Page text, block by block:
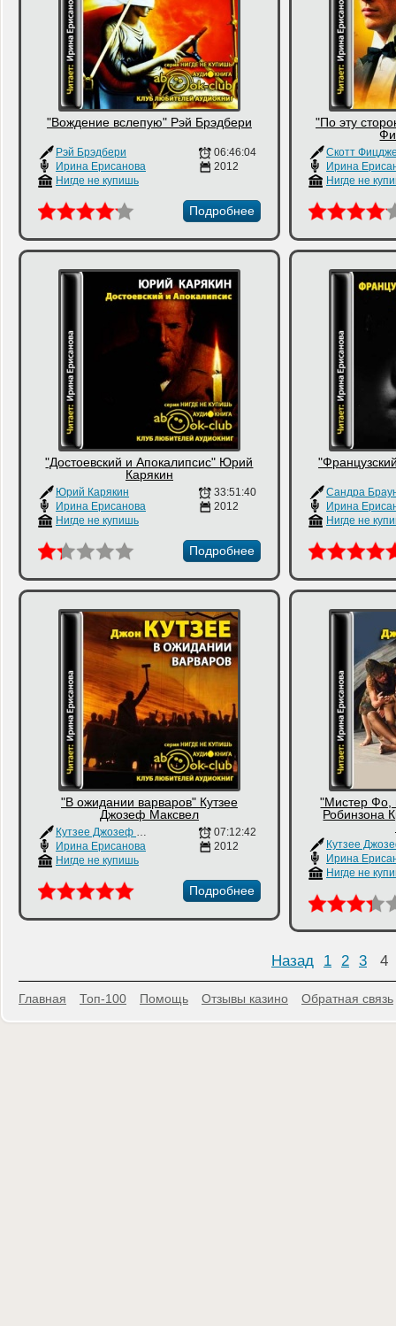
"Вождение вслепую" Рэй Брэдбери
Рэй Брэдбери
Ирина Ерисанова
Нигде не купишь
06:46:04
2012
Подробнее
"По эту
Ирина
Нигде не
"Достоевский и Апокалипсис" Юрий
Карякин
Юрий Карякин
Ирина Ерисанова
Нигде не купишь
33:51:40
2012
Подробнее
Сандра
Ирина
Нигде не
"В ожидании варваров" Кутзее
Джозеф Максвел
Кутзее Джозеф Максвел
Ирина Ерисанова
Нигде не купишь
07:12:42
2012
Подробнее
"Мистер Фо,
Робинзона
Ирина
Нигде не
Назад 1 2 3 4
Главная Топ-100 Помощь Отзывы казино Обратная связь